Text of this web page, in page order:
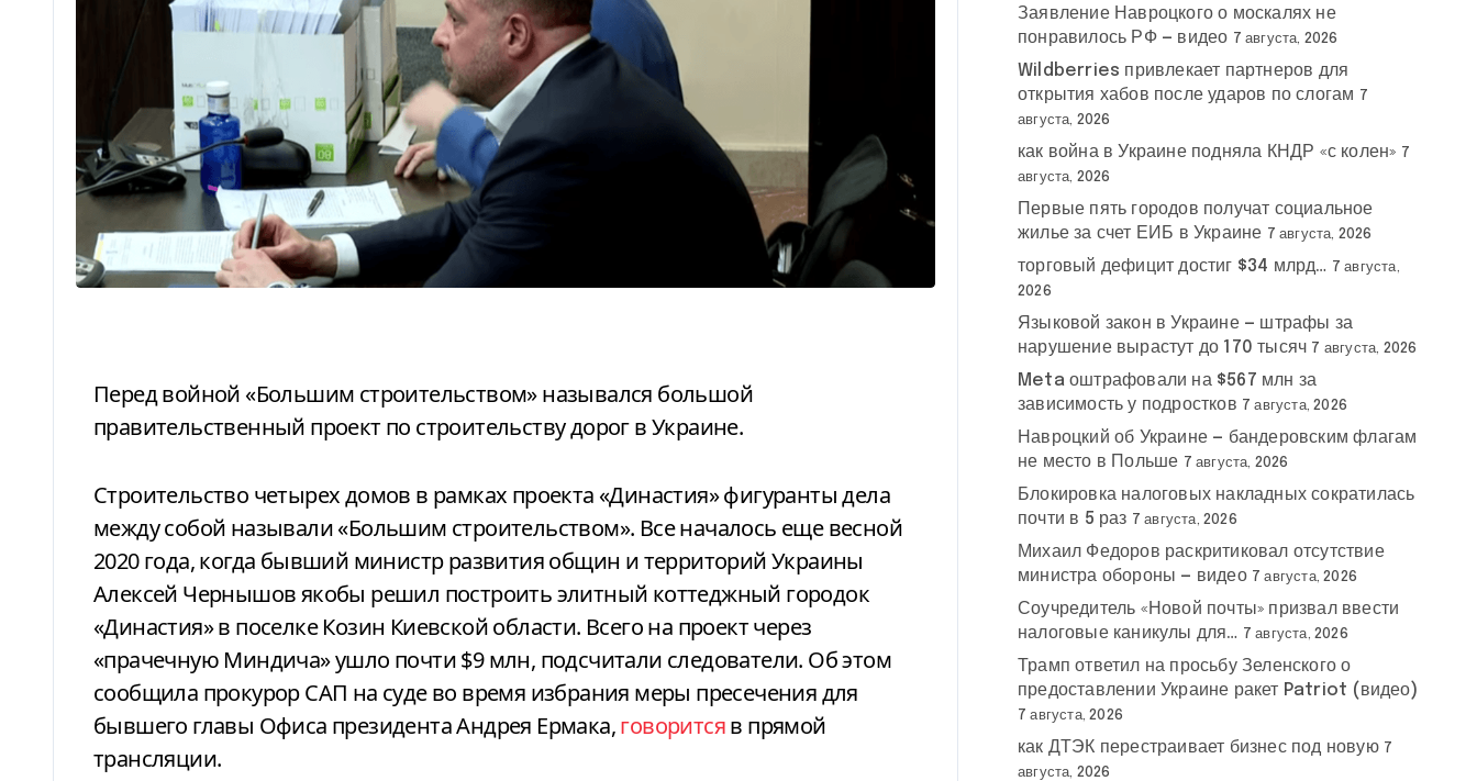
Перед войной «Большим строительством» назывался большой
правительственный проект по строительству дорог в Украине.
Строительство четырех домов в рамках проекта «Династия» фигуранты дела
между собой называли «Большим строительством». Все началось еще весной
2020 года, когда бывший министр развития общин и территорий Украины
Алексей Чернышов якобы решил построить элитный коттеджный городок
«Династия» в поселке Козин Киевской области. Всего на проект через
«прачечную Миндича» ушло почти $9 млн, подсчитали следователи. Об этом
сообщила прокурор САП на суде во время избрания меры пресечения для
бывшего главы Офиса президента Андрея Ермака,говоритсяв прямой
трансляции.
Заявление Навроцкого о москалях не
понравилось РФ — видео 7 августа, 2026
Wildberries привлекает партнеров для
открытия хабов после ударов по слогам 7
августа, 2026
как война в Украине подняла КНДР «с колен» 7
августа, 2026
Первые пять городов получат социальное
жилье за счет ЕИБ в Украине 7 августа, 2026
торговый дефицит достиг $34 млрд… 7 августа,
2026
Языковой закон в Украине — штрафы за
нарушение вырастут до 170 тысяч 7 августа, 2026
Meta оштрафовали на $567 млн за
зависимость у подростков 7 августа, 2026
Навроцкий об Украине — бандеровским флагам
не место в Польше 7 августа, 2026
Блокировка налоговых накладных сократилась
почти в 5 раз 7 августа, 2026
Михаил Федоров раскритиковал отсутствие
министра обороны — видео 7 августа, 2026
Соучредитель «Новой почты» призвал ввести
налоговые каникулы для… 7 августа, 2026
Трамп ответил на просьбу Зеленского о
предоставлении Украине ракет Patriot (видео)
7 августа, 2026
как ДТЭК перестраивает бизнес под новую 7
августа, 2026